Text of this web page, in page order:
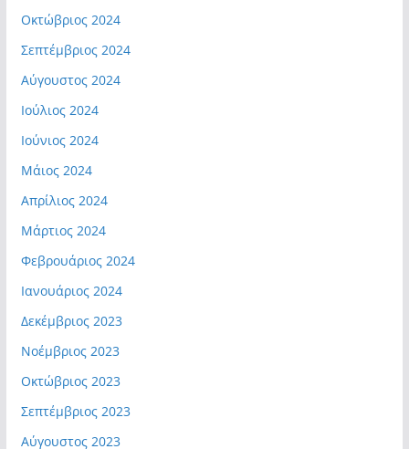
Οκτώβριος 2024
Σεπτέμβριος 2024
Αύγουστος 2024
Ιούλιος 2024
Ιούνιος 2024
Μάιος 2024
Απρίλιος 2024
Μάρτιος 2024
Φεβρουάριος 2024
Ιανουάριος 2024
Δεκέμβριος 2023
Νοέμβριος 2023
Οκτώβριος 2023
Σεπτέμβριος 2023
Αύγουστος 2023